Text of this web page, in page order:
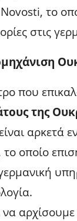
το
στις
που
της
αρκετά
οποίο
να